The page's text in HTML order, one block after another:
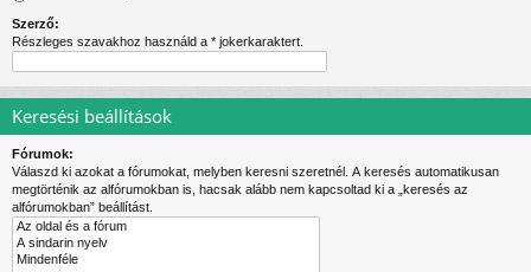
Szerző:
Részleges szavakhoz használd a * jokerkaraktert.
Keresési beállítások
Fórumok:
Válaszd ki azokat a fórumokat, melyben keresni szeretnél. A keresés automatikusan
megtörténik az alfórumokban is, hacsak alább nem kapcsoltad ki a „keresés az
alfórumokban” beállítást.